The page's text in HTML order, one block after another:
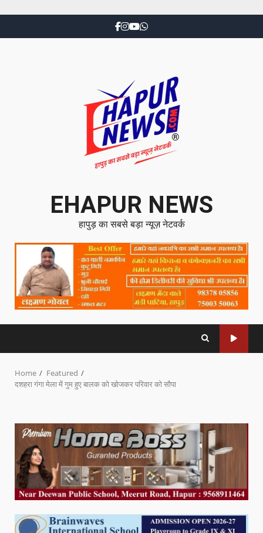
EHAPUR NEWS
हापुड़ का सबसे बड़ा न्यूज़ नेटवर्क
Home
Featured
दशहरा गंगा मेला में गुम हुए बालक को खोजकर परिवार को सौपा